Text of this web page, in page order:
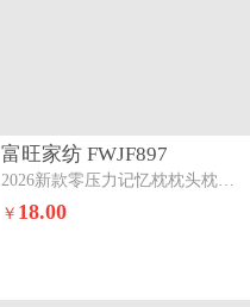
富旺家纺 FWJF897
2026新款零压力记忆枕枕头枕芯记忆枕-灰色
￥ 18.00